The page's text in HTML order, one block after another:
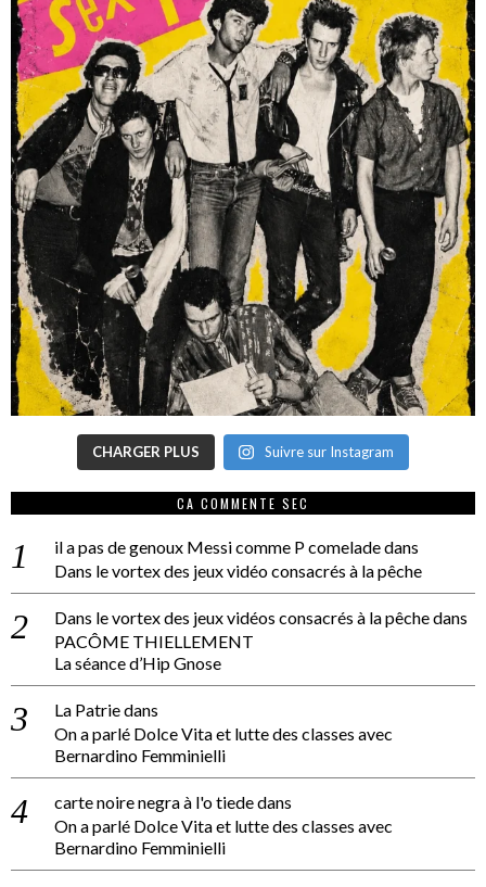
CHARGER PLUS Suivre sur Instagram
CA COMMENTE SEC
il a pas de genoux Messi comme P comeladedans
Dans le vortex des jeux vidéo consacrés à la pêche
Dans le vortex des jeux vidéos consacrés à la pêchedans
PACÔME THIELLEMENT
La séance d’Hip Gnose
La Patriedans
On a parlé Dolce Vita et lutte des classes avec
Bernardino Femminielli
carte noire negra à l'o tiededans
On a parlé Dolce Vita et lutte des classes avec
Bernardino Femminielli